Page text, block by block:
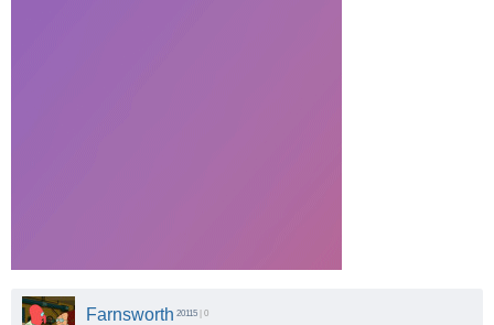
Farnsworth 20115 | 0